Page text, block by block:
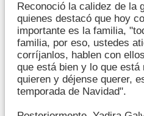
Reconoció la calidez de la
quienes destacó que hoy
importante es la familia,
familia, por eso, ustedes
corríjanlos, hablen con
que está bien y lo que
quieren y déjense querer,
temporada de Navidad".